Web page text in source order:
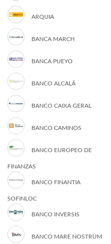
ARQUIA
BANCA MARCH
BANCA PUEYO
BANCO ALCALÁ
BANCO CAIXA GERAL
BANCO CAMINOS
BANCO EUROPEO DE
FINANZAS
BANCO FINANTIA
SOFINLOC
BANCO INVERSIS
BANCO MARE NOSTRUM